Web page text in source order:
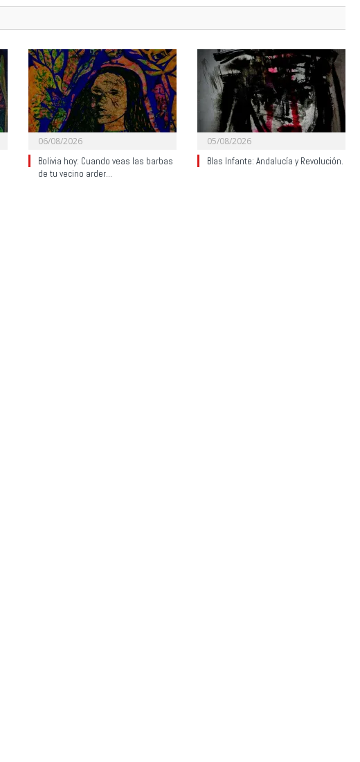
06/08/2026
Bolivia hoy: Cuando veas las barbas
de tu vecino arder…
05/08/2026
Blas Infante: Andalucía y Revolución.